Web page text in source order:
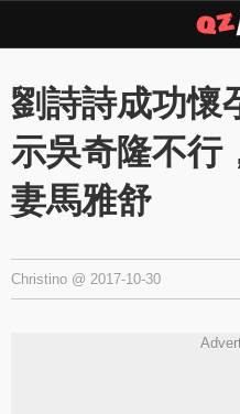
劉詩詩成功懷
示吳奇隆不行
妻馬雅舒
Christino @ 2017-10-30
Copyright © 2026